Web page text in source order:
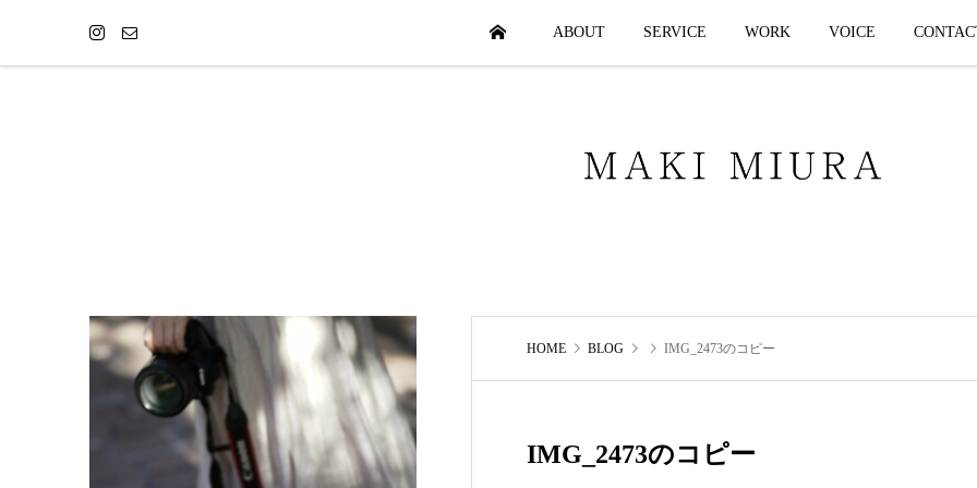
HOME ABOUT SERVICE WORK VOICE
HOME BLOG IMG_2473のコピー
IMG_2473のコピー